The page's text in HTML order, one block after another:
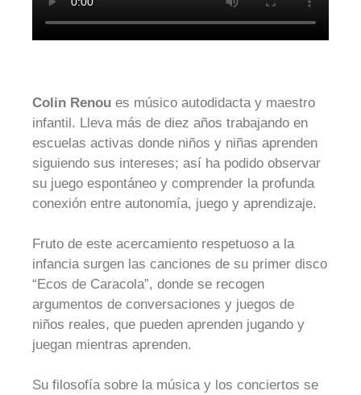
Colin Renou es músico autodidacta y maestro
infantil. Lleva más de diez años trabajando en
escuelas activas donde niños y niñas aprenden
siguiendo sus intereses; así ha podido observar
su juego espontáneo y comprender la profunda
conexión entre autonomía, juego y aprendizaje.
Fruto de este acercamiento respetuoso a la
infancia surgen las canciones de su primer disco
“Ecos de Caracola”, donde se recogen
argumentos de conversaciones y juegos de
niños reales, que pueden aprenden jugando y
juegan mientras aprenden.
Su filosofía sobre la música y los conciertos se